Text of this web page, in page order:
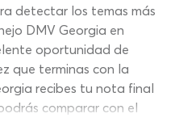
detectar los temas más
DMV Georgia en
oportunidad de
que terminas con la
recibes tu nota final
comparar con el